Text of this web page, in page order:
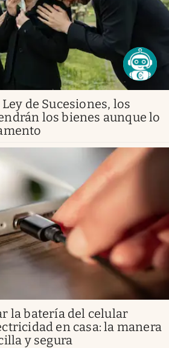
de Sucesiones, los
los bienes aunque lo
la batería del celular
en casa: la manera
y segura